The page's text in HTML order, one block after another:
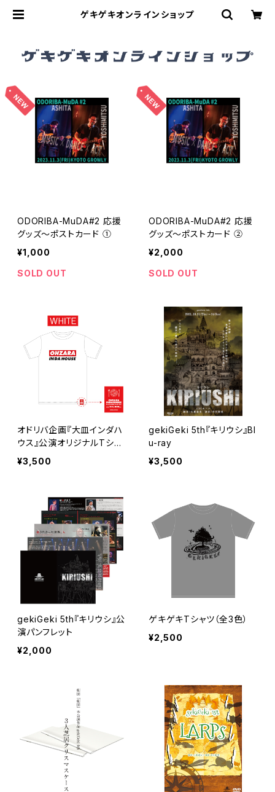
ゲキゲキオンラインショップ
ODORIBA-MuDA#2 応援
グッズ〜ポストカード ①
¥1,000
SOLD OUT
ODORIBA-MuDA#2 応援
グッズ〜ポストカード ②
¥2,000
SOLD OUT
オドリバ企画『大皿インダハ
ウス』公演オリジナルTシャ
ツ
¥3,500
gekiGeki 5th『キリウシ』Bl
u-ray
¥3,500
gekiGeki 5th『キリウシ』公
演パンフレット
¥2,000
ゲキゲキTシャツ（全3色）
¥2,500